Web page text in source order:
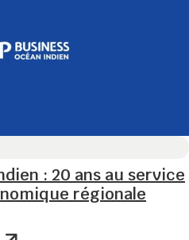
: 20 ans au service
régionale